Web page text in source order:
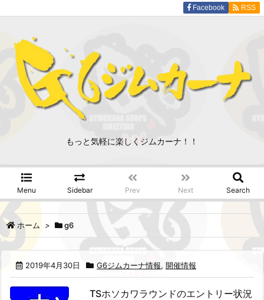
もっと気軽に楽しくジムカーナ！！
Menu Sidebar Prev Next Search
Facebook RSS
ホーム > g6
2019年4月30日 G6ジムカーナ情報, 開催情報
TSホソカワラウンドのエントリー状況